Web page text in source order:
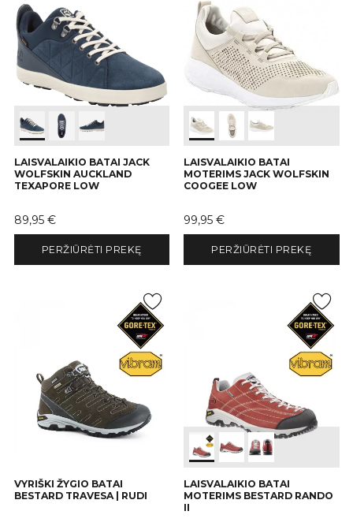
LAISVALAIKIO BATAI JACK
WOLFSKIN AUCKLAND
TEXAPORE LOW
Kaina
89,95 €
PERŽIŪRĖTI PREKĘ
LAISVALAIKIO BATAI
MOTERIMS JACK WOLFSKIN
COOGEE LOW
Kaina
99,95 €
PERŽIŪRĖTI PREKĘ
VYRIŠKI ŽYGIO BATAI
BESTARD TRAVESA | RUDI
LAISVALAIKIO BATAI
MOTERIMS BESTARD RANDO
II